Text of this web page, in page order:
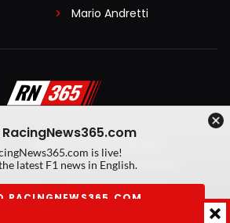
Mario Andretti
Algemene voorwaarden
Created by On Your Marks
Kansspeluitingen
Alle rechten voorbehouden
is live!
latest F1 news in English.
RACINGNEWS365.COM